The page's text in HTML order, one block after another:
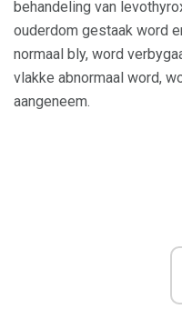
behandeling van
ouderdom gestaak word
normaal bly, word
vlakke abnormaal word,
aangeneem.